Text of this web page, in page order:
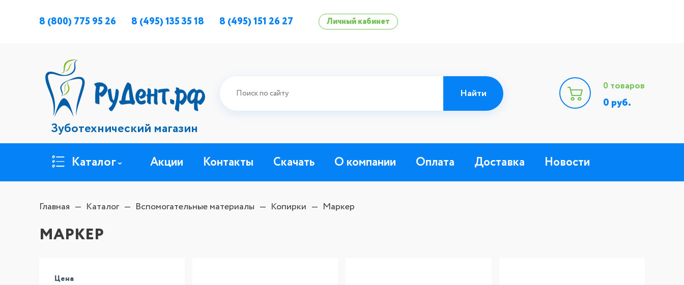
8 (800) 775 95 26 8 (495) 135 35 18 8 (495) 151 26 27 Личный кабинет
Зуботехнический магазин
0товаров
0 руб.
Каталог Акции Контакты Скачать О компании Оплата Доставка Новости
Главная Каталог Вспомогательные материалы Копирки Маркер
МАРКЕР
Цена